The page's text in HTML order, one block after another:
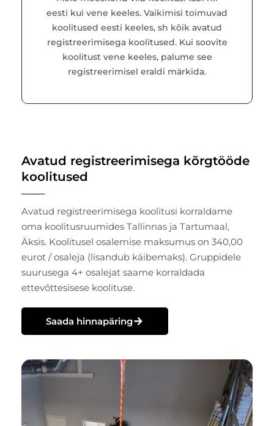
eesti kui vene keeles. Vaikimisi toimuvad
koolitused eesti keeles, sh kõik avatud
registreerimisega koolitused. Kui soovite
koolitust vene keeles, palume see
registreerimisel eraldi märkida.
Avatud registreerimisega kõrgtööde
koolitused
Avatud registreerimisega koolitusi korraldame
oma koolitusruumides Tallinnas ja Tartumaal,
Äksis. Koolitusel osalemise maksumus on 340,00
eurot / osaleja (lisandub käibemaks). Gruppidele
suurusega 4+ osalejat saame korraldada
ettevõttesisese koolituse.
Saada hinnapäring